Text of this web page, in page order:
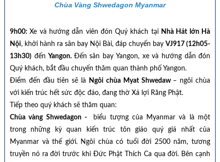
Chùa Vàng Shwedagon Myanmar
9h00: Xe và hướng dẫn viên đón Quý khách tại Nhà Hát lớn Hà
Nội, khởi hành ra sân bay Nội Bài, đáp chuyến bayVJ917 (12h05-
13h30)đếnYangon. Đến sân bayYangon, xe và hướng dẫn đón
Quý khách, bắt đầu chuyến thăm quan thành phố Yangon.
Điểm đến đầu tiên sẽ là
Ngôi chùa Myat Shwedaw – ngôi chùa
với kiến trúc hết sức độc đáo, đang thờ Xá lợi Răng Phật.
Tiếp theo quý khách sẽ thăm quan:
Chùa vàng Shwedagon -
biểu tượng của Myanmar và là một
trong những kỳ quan kiến trúc tôn giáo quý giá nhất của
Myanmar và thế giới. Ngôi chùa có tuổi đời 2500 năm, tương
truyền nó ra đời trước khi Đức Phật Thích Ca qua đời. Bên cạnh